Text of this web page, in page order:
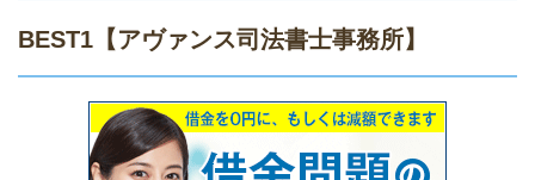
BEST1 【アヴァンス司法書士事務所】